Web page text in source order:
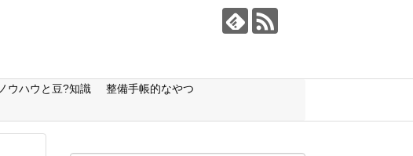
ノウハウと豆?知識
整備手帳的なやつ